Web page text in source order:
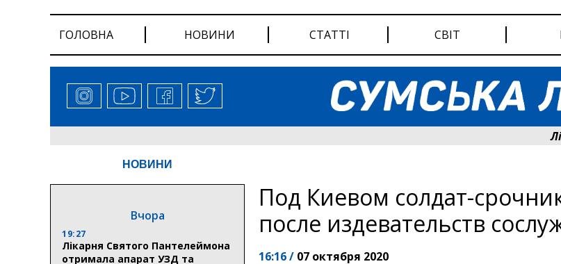
ГОЛОВНА НОВИНИ СТАТТІ СВІТ
НОВИНИ
Вчора
19:27
Лікарня Святого Пантелеймона
отримала апарат УЗД та
Под Киевом солдат-
после издевательств
16:16 / 07 октября 2020